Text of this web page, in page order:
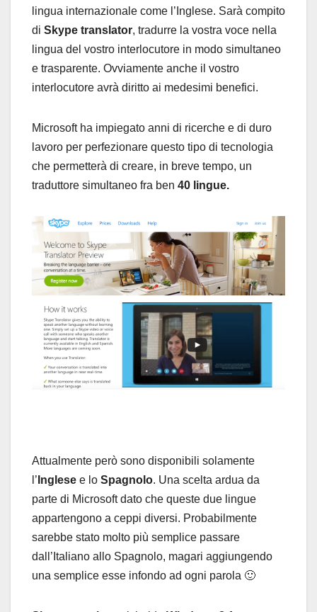
lingua internazionale come l’Inglese. Sarà compito
di Skype translator, tradurre la vostra voce nella
lingua del vostro interlocutore in modo simultaneo
e trasparente. Ovviamente anche il vostro
interlocutore avrà diritto ai medesimi benefici.
Microsoft ha impiegato anni di ricerche e di duro
lavoro per perfezionare questo tipo di tecnologia
che permetterà di creare, in breve tempo, un
traduttore simultaneo fra ben 40 lingue.
Attualmente però sono disponibili solamente
l’ Inglese e lo Spagnolo. Una scelta ardua da
parte di Microsoft dato che queste due lingue
appartengono a ceppi diversi. Probabilmente
sarebbe stato molto più semplice passare
dall’Italiano allo Spagnolo, magari aggiungendo
una semplice esse infondo ad ogni parola 🙂